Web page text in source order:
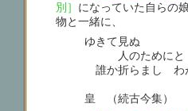
別］ になっていた自らの
物と一緒に、
ゆきて見ぬ
人のためにと
誰か折らまし わ
宇多天
皇 （続古今集）